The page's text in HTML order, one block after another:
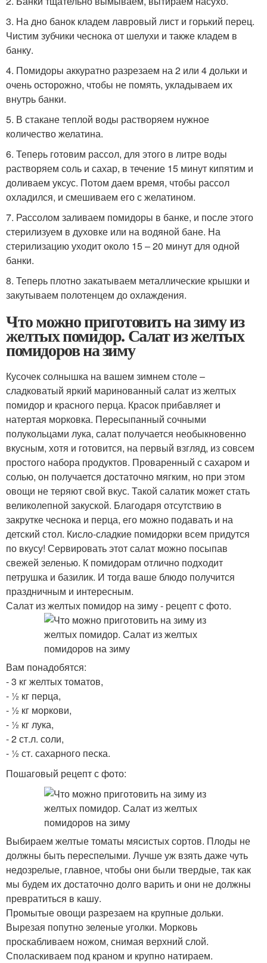
3. На дно банок кладем лавровый лист и горький перец.
Чистим зубчики чеснока от шелухи и также кладем в
банку.
4. Помидоры аккуратно разрезаем на 2 или 4 дольки и
очень осторожно, чтобы не помять, укладываем их
внутрь банки.
5. В стакане теплой воды растворяем нужное
количество желатина.
6. Теперь готовим рассол, для этого в литре воды
растворяем соль и сахар, в течение 15 минут кипятим и
доливаем уксус. Потом даем время, чтобы рассол
охладился, и смешиваем его с желатином.
7. Рассолом заливаем помидоры в банке, и после этого
стерилизуем в духовке или на водяной бане. На
стерилизацию уходит около 15 – 20 минут для одной
банки.
8. Теперь плотно закатываем металлические крышки и
закутываем полотенцем до охлаждения.
Что можно приготовить на зиму из
желтых помидор. Салат из желтых
помидоров на зиму
Кусочек солнышка на вашем зимнем столе –
сладковатый яркий маринованный салат из желтых
помидор и красного перца. Красок прибавляет и
натертая морковка. Пересыпанный сочными
полукольцами лука, салат получается необыкновенно
вкусным, хотя и готовится, на первый взгляд, из совсем
простого набора продуктов. Проваренный с сахаром и
солью, он получается достаточно мягким, но при этом
овощи не теряют свой вкус. Такой салатик может стать
великолепной закуской. Благодаря отсутствию в
закрутке чеснока и перца, его можно подавать и на
детский стол. Кисло-сладкие помидорки всем придутся
по вкусу! Сервировать этот салат можно посыпав
свежей зеленью. К помидорам отлично подходит
петрушка и базилик. И тогда ваше блюдо получится
праздничным и интересным.
Салат из желтых помидор на зиму - рецепт с фото.
Вам понадобятся:
- 3 кг желтых томатов,
- ½ кг перца,
- ½ кг моркови,
- ½ кг лука,
- 2 ст.л. соли,
- ½ ст. сахарного песка.
Пошаговый рецепт с фото:
Выбираем желтые томаты мясистых сортов. Плоды не
должны быть переспелыми. Лучше уж взять даже чуть
недозрелые, главное, чтобы они были твердые, так как
мы будем их достаточно долго варить и они не должны
превратиться в кашу.
Промытые овощи разрезаем на крупные дольки.
Вырезая попутно зеленые уголки. Морковь
проскабливаем ножом, снимая верхний слой.
Споласкиваем под краном и крупно натираем.